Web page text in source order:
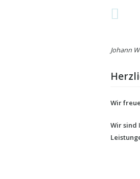
Johann
Wir
Wir sind